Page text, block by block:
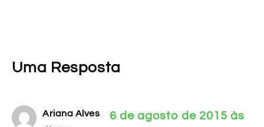
Uma Resposta
Ariana Alves
6 de agosto de 2015 às